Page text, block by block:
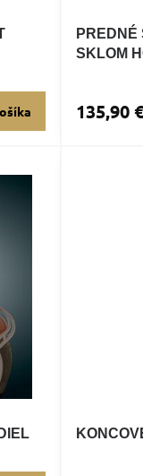
PREDNÉ
SKLOM
135,90